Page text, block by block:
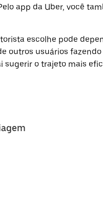
app da Uber, você
escolhe pode
outros usuários
sugerir o trajeto mais